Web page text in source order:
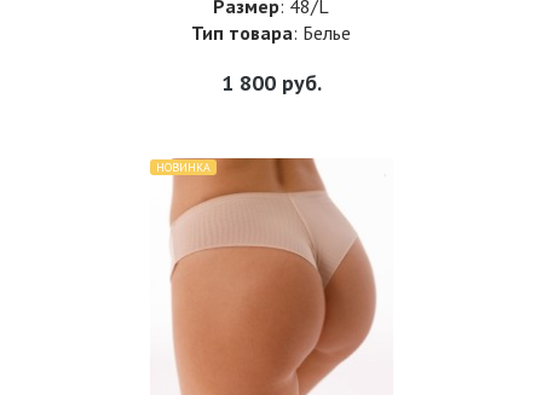
Размер: 48/L
Тип товара: Белье
1 800руб.
НОВИНКА